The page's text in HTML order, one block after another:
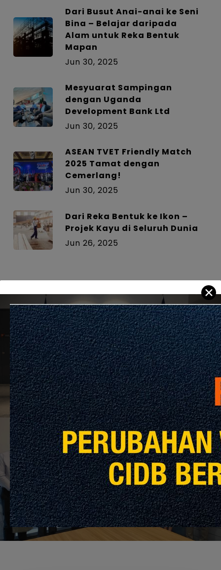
Dari Busut Anai-anai ke Seni
Bina – Belajar daripada
Alam untuk Reka Bentuk
Mapan
Jun 30, 2025
Mesyuarat Sampingan
dengan Uganda
Development Bank Ltd
Jun 30, 2025
ASEAN TVET Friendly Match
2025 Tamat dengan
Cemerlang!
Jun 30, 2025
Dari Reka Bentuk ke Ikon –
Projek Kayu di Seluruh Dunia
Jun 26, 2025
Previous Post
Ke Arah Mempertingkatkan Kapasiti dan
Kapabiliti Kontraktor
Next Post
Memperkukuh Kerjasama UK-Malaysia
dalam Industri Alam Bina
✕